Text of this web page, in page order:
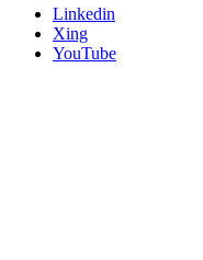
Linkedin
Xing
YouTube